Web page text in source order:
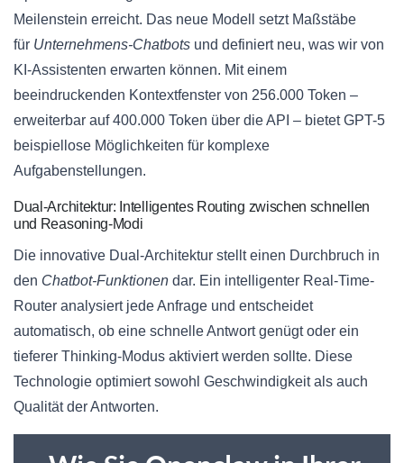
Meilenstein erreicht. Das neue Modell setzt Maßstäbe
für Unternehmens-Chatbots und definiert neu, was wir von
KI-Assistenten erwarten können. Mit einem
beeindruckenden Kontextfenster von 256.000 Token –
erweiterbar auf 400.000 Token über die API – bietet GPT-5
beispiellose Möglichkeiten für komplexe
Aufgabenstellungen.
Dual-Architektur: Intelligentes Routing zwischen schnellen
und Reasoning-Modi
Die innovative Dual-Architektur stellt einen Durchbruch in
den Chatbot-Funktionen dar. Ein intelligenter Real-Time-
Router analysiert jede Anfrage und entscheidet
automatisch, ob eine schnelle Antwort genügt oder ein
tieferer Thinking-Modus aktiviert werden sollte. Diese
Technologie optimiert sowohl Geschwindigkeit als auch
Qualität der Antworten.